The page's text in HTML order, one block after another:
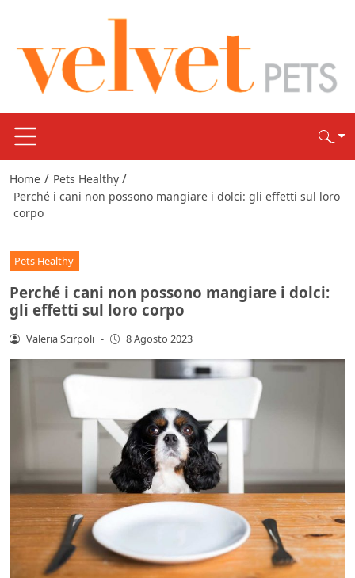
Home / Pets Healthy /
Perché i cani non possono mangiare i dolci: gli effetti sul loro
corpo
Pets Healthy
Perché i cani non possono mangiare i dolci:
gli effetti sul loro corpo
Valeria Scirpoli - 8 Agosto 2023